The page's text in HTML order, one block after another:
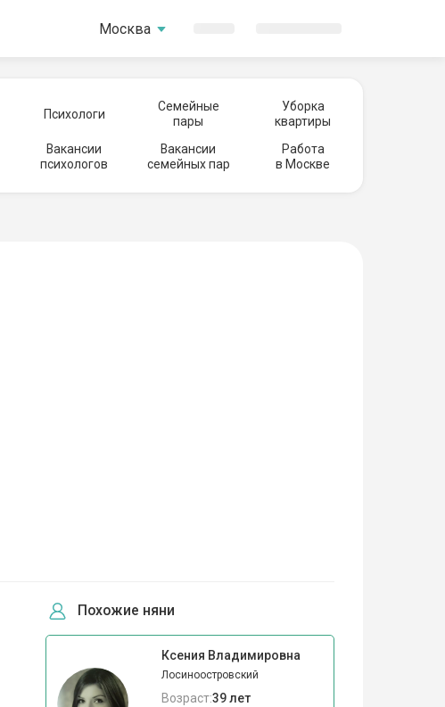
Москва
Психологи
Семейные
пары
Уборка
квартиры
Вакансии
психологов
Вакансии
семейных пар
Работа
в Москве
Похожие няни
Ксения Владимировна
Лосиноостровский
Возраст:39 лет